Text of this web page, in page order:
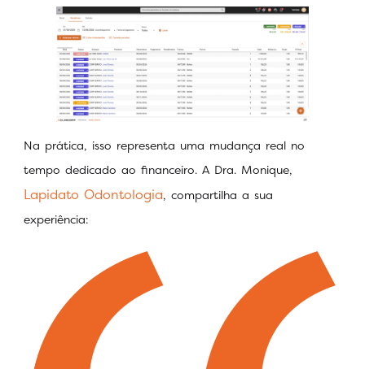
Na prática, isso representa uma mudança real no
tempo dedicado ao financeiro. A Dra. Monique,
Lapidato Odontologia, compartilha a sua
experiência: